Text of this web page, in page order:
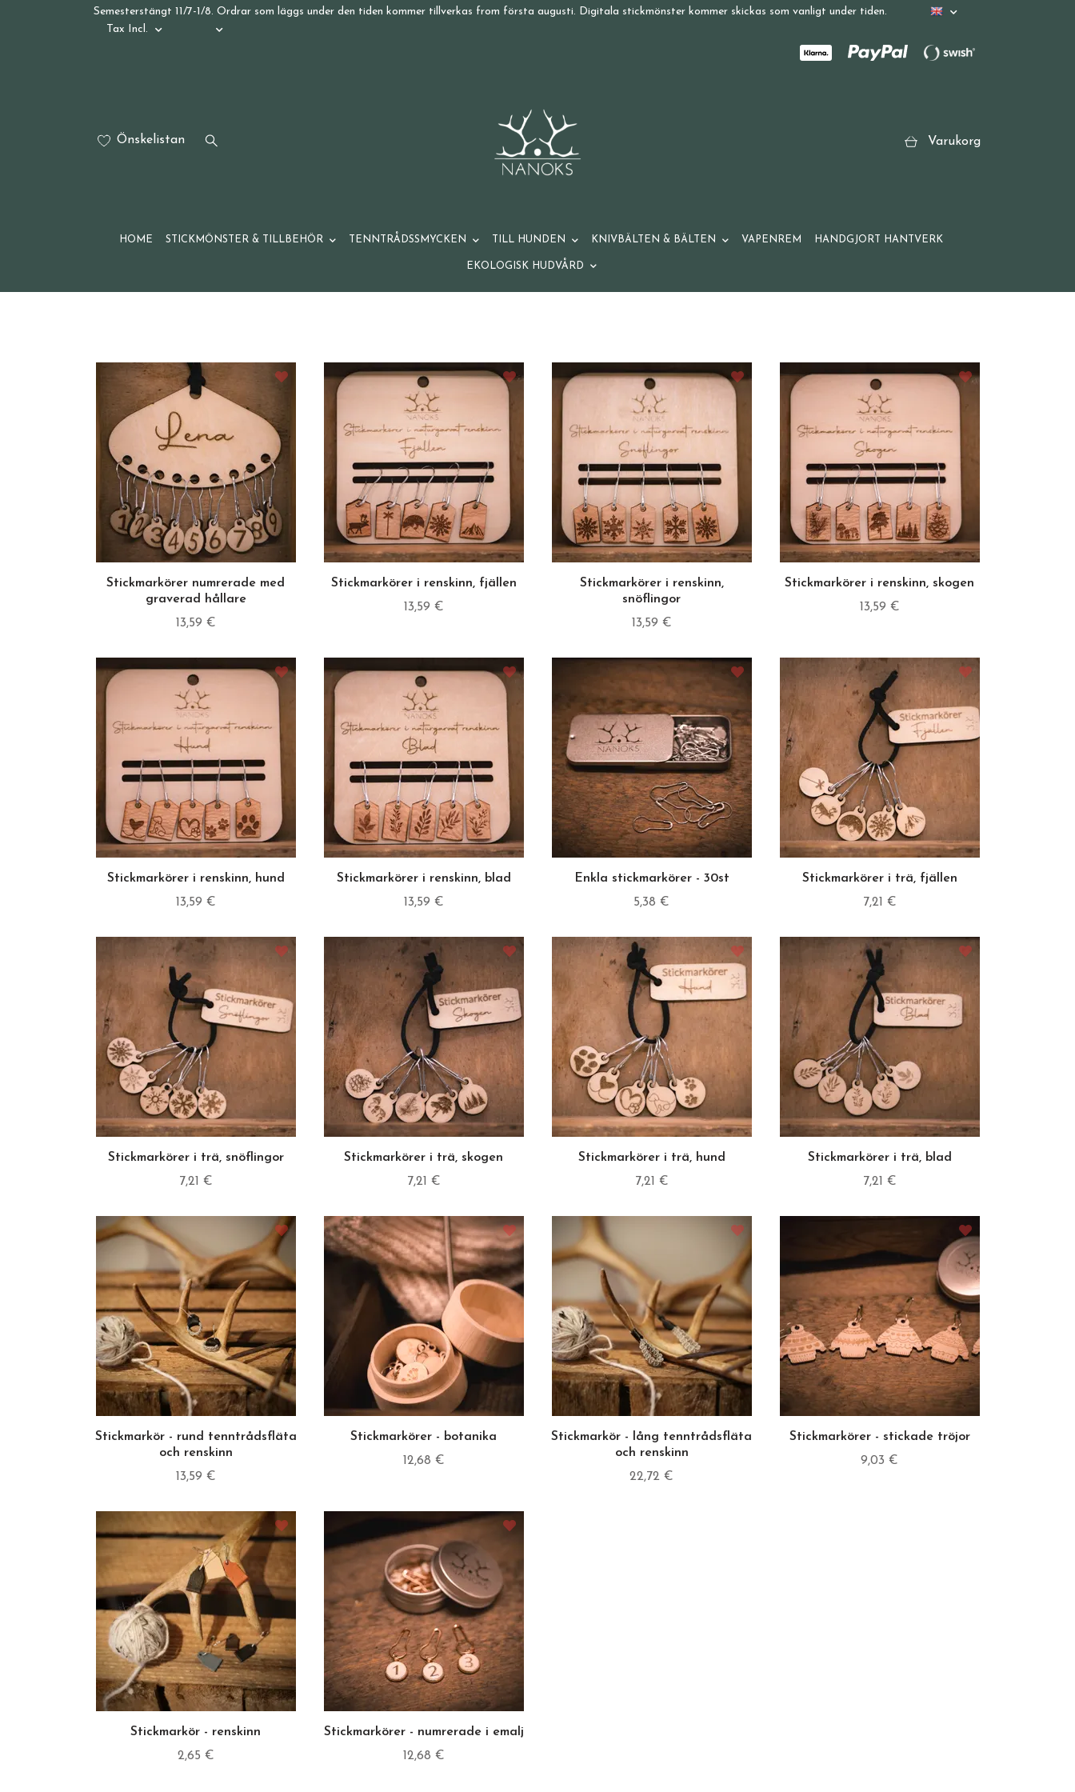
Semesterstängt 11/7-1/8. Ordrar som läggs under den tiden kommer tillverkas from första augusti. Digitala stickmönster kommer skickas som vanligt under tiden.
Tax Incl.
Önskelistan Varukorg
HOME STICKMÖNSTER & TILLBEHÖR TENNTRÅDSSMYCKEN TILL HUNDEN KNIVBÄLTEN & BÄLTEN VAPENREM HANDGJORT HANTVERK
EKOLOGISK HUDVÅRD
Stickmarkörer numrerade med
graverad hållare
13,59 €
Stickmarkörer i renskinn, fjällen
13,59 €
Stickmarkörer i renskinn,
snöflingor
13,59 €
Stickmarkörer i renskinn, skogen
13,59 €
Stickmarkörer i renskinn, hund
13,59 €
Stickmarkörer i renskinn, blad
13,59 €
Enkla stickmarkörer - 30st
5,38 €
Stickmarkörer i trä, fjällen
7,21 €
Stickmarkörer i trä, snöflingor
7,21 €
Stickmarkörer i trä, skogen
7,21 €
Stickmarkörer i trä, hund
7,21 €
Stickmarkörer i trä, blad
7,21 €
Stickmarkör - rund tenntrådsfläta
och renskinn
13,59 €
Stickmarkörer - botanika
12,68 €
Stickmarkör - lång tenntrådsfläta
och renskinn
22,72 €
Stickmarkörer - stickade tröjor
9,03 €
Stickmarkör - renskinn
2,65 €
Stickmarkörer - numrerade i emalj
12,68 €